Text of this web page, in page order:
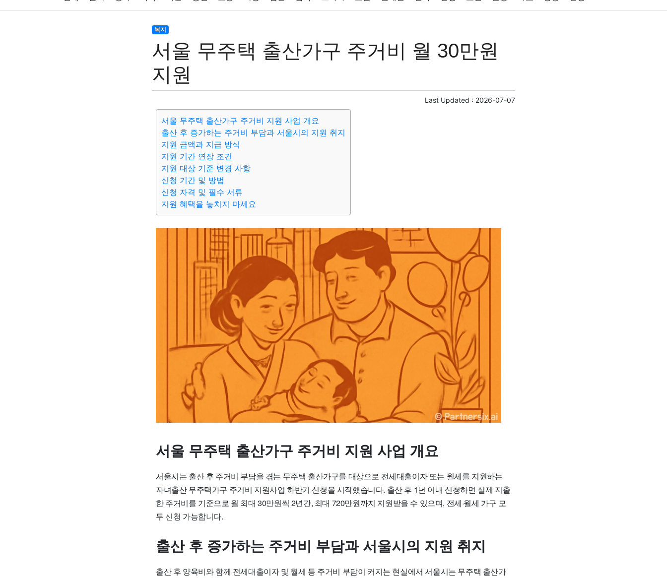
블록체인
여행 맛집 IT 컴퓨터 기술 종교 사회 정치 건강 의료 의학 경제 마케팅 부동산
복지
서울 무주택 출산가구 주거비 월 30만원
지원
Last Updated : 2026-07-07
서울 무주택 출산가구 주거비 지원 사업 개요
출산 후 증가하는 주거비 부담과 서울시의 지원 취지
지원 금액과 지급 방식
지원 기간 연장 조건
지원 대상 기준 변경 사항
신청 기간 및 방법
신청 자격 및 필수 서류
지원 혜택을 놓치지 마세요
서울 무주택 출산가구 주거비 지원 사업 개요
서울시는 출산 후 주거비 부담을 겪는 무주택 출산가구를 대상으로 전세대출이자 또는 월세를 지원하는
자녀출산 무주택가구 주거비 지원사업 하반기 신청을 시작했습니다. 출산 후 1년 이내 신청하면 실제 지출
한 주거비를 기준으로 월 최대 30만원씩 2년간, 최대 720만원까지 지원받을 수 있으며, 전세·월세 가구 모
두 신청 가능합니다.
출산 후 증가하는 주거비 부담과 서울시의 지원 취지
출산 후 양육비와 함께 전세대출이자 및 월세 등 주거비 부담이 커지는 현실에서 서울시는 무주택 출산가